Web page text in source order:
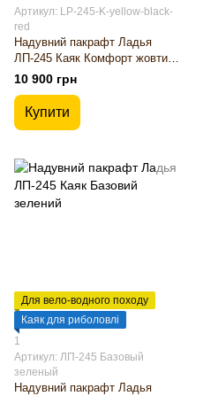
Артикул: LP-245-K-yellow-black-
red
Надувний пакрафт Ладья
ЛП-245 Каяк Комфорт жовтий з
чорним червоний вкладиш
10 900 грн
Купити
Для вело-водного походу
Каяк для риболовлі
1
Артикул: ЛП-245 Базовый
зеленый
Надувний пакрафт Ладья